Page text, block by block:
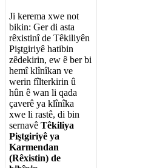
Ji kerema xwe not
bikin: Ger di asta
rêxistinî de Têkiliyên
Piştgiriyê hatibin
zêdekirin, ew ê ber bi
hemî klînîkan ve
werin fîlterkirin û
hûn ê wan li qada
çaverê ya klînîka
xwe li rastê, di bin
sernavê Têkiliya
Piştgiriyê ya
Karmendan
(Rêxistin) de